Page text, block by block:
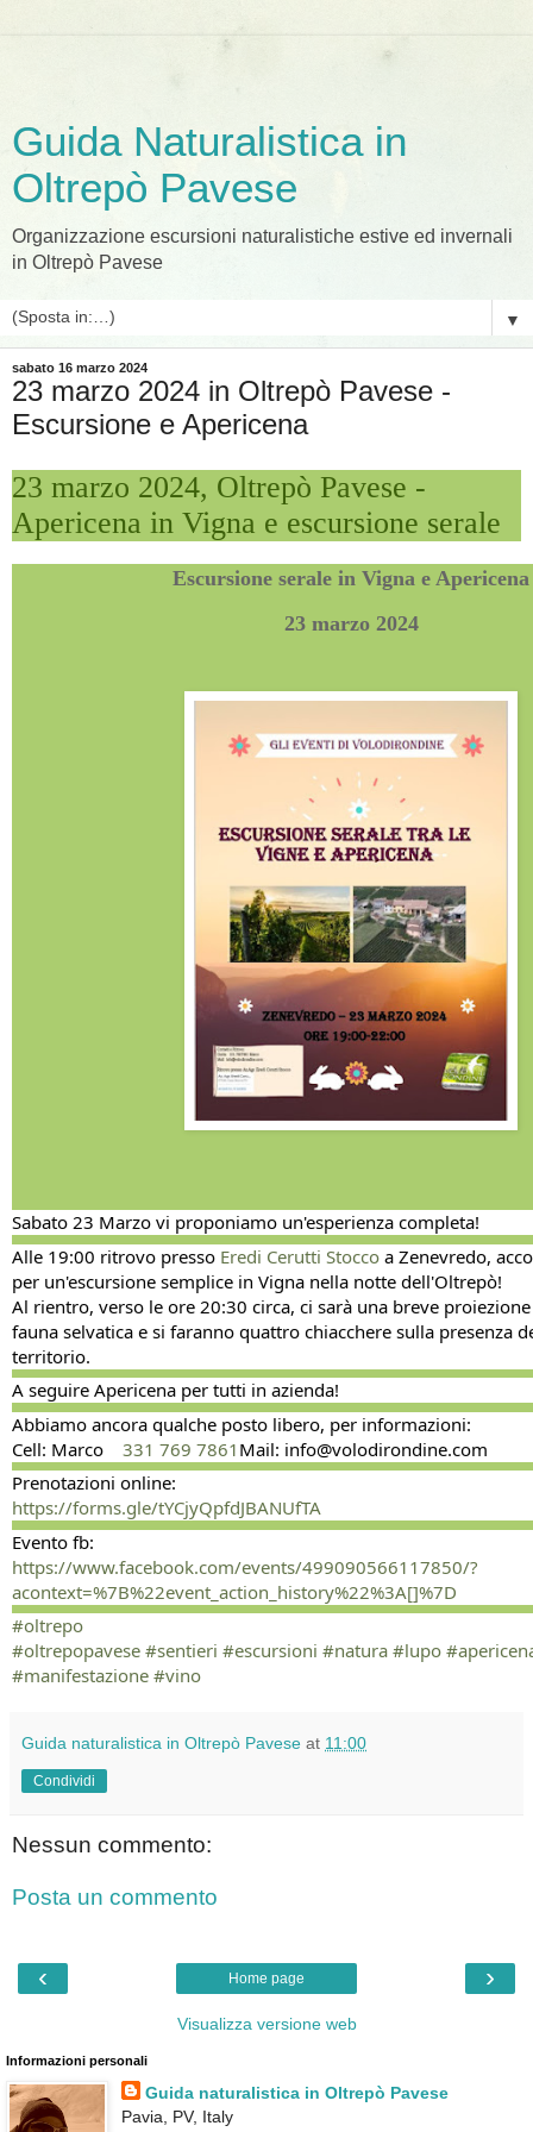
Guida Naturalistica in
Oltrepò Pavese
Organizzazione escursioni naturalistiche estive ed invernali
in Oltrepò Pavese
▼
sabato 16 marzo 2024
23 marzo 2024 in Oltrepò Pavese -
Escursione e Apericena
23 marzo 2024, Oltrepò Pavese -
Apericena in Vigna e escursione serale
Escursione serale in Vigna e Apericena
23 marzo 2024
Sabato 23 Marzo vi proponiamo un'esperienza completa!
Alle 19:00 ritrovo presso Eredi Cerutti Stocco a Zenevredo,
per un'escursione semplice in Vigna nella notte dell'Oltrepò!
Al rientro, verso le ore 20:30 circa, ci sarà una breve
fauna selvatica e si faranno quattro chiacchere sulla presenza
territorio.
A seguire Apericena per tutti in azienda!
Abbiamo ancora qualche posto libero, per informazioni:
Cell: Marco
331 769 7861 Mail: info@volodirondine.com
Prenotazioni online:
https://forms.gle/tYCjyQpfdJBANUfTA
Evento fb:
https://www.facebook.com/events/499090566117850/?
acontext=%7B%22event_action_history%22%3A[]%7D
#oltrepo
#oltrepopavese #sentieri #escursioni #natura #lupo
#manifestazione #vino
Guida naturalistica in Oltrepò Pavese at 11:00
Condividi
Nessun commento:
Posta un commento
‹ ›
Home page
Visualizza versione web
Informazioni personali
Guida naturalistica in Oltrepò Pavese
Pavia, PV, Italy